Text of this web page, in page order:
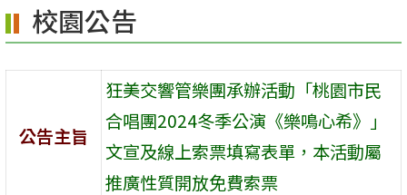
校園公告
公告主旨
狂美交響管樂團承辦活動「桃園市民
合唱團2024冬季公演《樂鳴心希》」
文宣及線上索票填寫表單，本活動屬
推廣性質開放免費索票